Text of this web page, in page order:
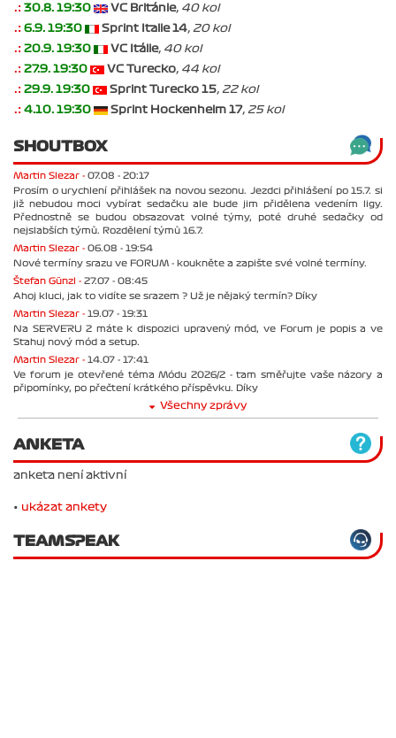
.: 30.8. 19:30 VC Británie, 40 kol
.: 6.9. 19:30 Sprint Italie 14, 20 kol
.: 20.9. 19:30 VC Itálie, 40 kol
.: 27.9. 19:30 VC Turecko, 44 kol
.: 29.9. 19:30 Sprint Turecko 15, 22 kol
.: 4.10. 19:30 Sprint Hockenheim 17, 25 kol
SHOUTBOX
Martin Slezar - 07.08 - 20:17
Prosím o urychlení přihlášek na novou sezonu. Jezdci přihlášení po 15.7. si
již nebudou moci vybírat sedačku ale bude jim přidělena vedením ligy.
Přednostně se budou obsazovat volné týmy, poté druhé sedačky od
nejslabších týmů. Rozdělení týmů 16.7.
Martin Slezar - 06.08 - 19:54
Nové termíny srazu ve FORUM - koukněte a zapište své volné termíny.
Štefan Günzl - 27.07 - 08:45
Ahoj kluci, jak to vidíte se srazem ? Už je nějaký termín? Díky
Martin Slezar - 19.07 - 19:31
Na SERVERU 2 máte k dispozici upravený mód, ve Forum je popis a ve
Stahuj nový mód a setup.
Martin Slezar - 14.07 - 17:41
Ve forum je otevřené téma Módu 2026/2 - tam směřujte vaše názory a
připomínky, po přečtení krátkého příspěvku. Díky
Všechny zprávy
ANKETA
anketa není aktivní
• ukázat ankety
TEAMSPEAK